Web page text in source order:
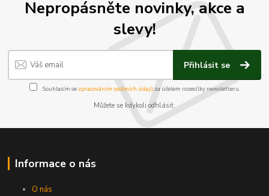
Nepropásněte novinky, akce a
slevy!
Přihlásit se
Souhlasím se zpracováním osobních údajůza účelem rozesílky newsletteru.
Můžete se kdykoli odhlásit.
Informace o nás
O nás